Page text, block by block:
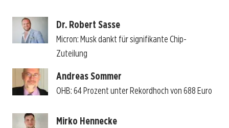
Dr. Robert Sasse
Micron: Musk dankt für signifikante Chip-
Zuteilung
Andreas Sommer
OHB: 64 Prozent unter Rekordhoch von 688 Euro
Mirko Hennecke